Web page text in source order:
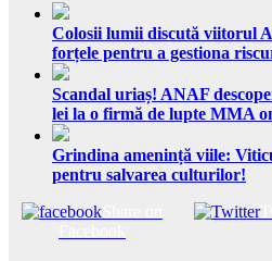
Colosii lumii discută viitorul
forțele pentru a gestiona
Scandal uriaș! ANAF
lei la o firmă de lupte MMA
Grindina amenință viile:
pentru salvarea culturilor!